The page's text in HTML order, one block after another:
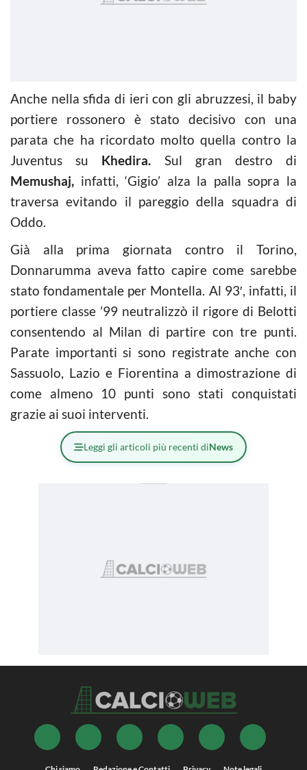
Anche nella sfida di ieri con gli abruzzesi, il baby
portiere rossonero è stato decisivo con una
parata che ha ricordato molto quella contro la
Juventus su Khedira. Sul gran destro di
Memushaj, infatti, ‘Gigio’ alza la palla sopra la
traversa evitando il pareggio della squadra di
Oddo.
Già alla prima giornata contro il Torino,
Donnarumma aveva fatto capire come sarebbe
stato fondamentale per Montella. Al 93′, infatti, il
portiere classe ’99 neutralizzò il rigore di Belotti
consentendo al Milan di partire con tre punti.
Parate importanti si sono registrate anche con
Sassuolo, Lazio e Fiorentina a dimostrazione di
come almeno 10 punti sono stati conquistati
grazie ai suoi interventi.
Leggi gli articoli più recenti diNews